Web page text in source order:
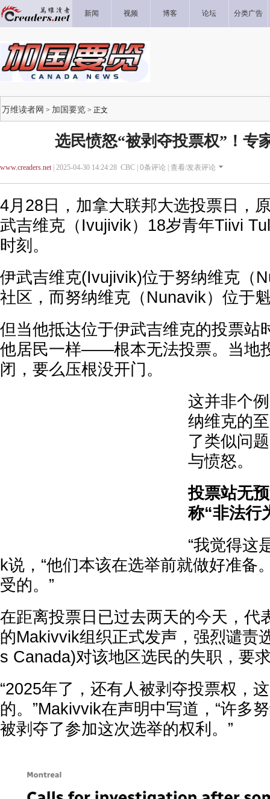
新闻 视频 博客 论坛 分类广告
万维读者网 > 加国要览 > 正文
选民愤怒“被剥夺投票权”！专
www.creaders.net| 2025-04-30 14:24:28 CBC | 0条评论 | 查看/发表评论
4月28日，加拿大联邦大选投票日，
武吉维克（Ivujivik）18岁青年Tiivi
时刻。
伊武吉维克(Ivujivik)位于努纳维克（
社区，而努纳维克（Nunavik）位于
但当他抵达位于伊武吉维克的投票站
他居民一样——根本无法投票。当地
闭，要么压根没开门。
这并非个
纳维克的
了类似问
与愤怒。
投票站无
称“非法行
“我觉得这
k说，“他们本该在选举前就做好准备
受的。”
在距离投票日已过去两天的今天，代
的Makivvik组织正式发声，强烈谴责
s Canada)对该地区选民的失职，要
“2025年了，还有人被剥夺投票权，
的。”Makivvik在声明中写道，“许多
被剥夺了参加这次选举的权利。”